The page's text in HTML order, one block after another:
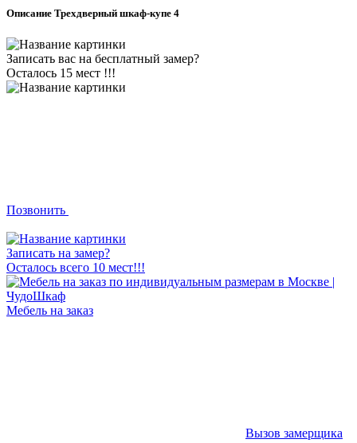
Описание Трехдверный шкаф-купе 4
Записать вас на бесплатный замер?
Осталось 15 мест !!!
Позвонить
Записать на замер?
Осталось всего 10 мест!!!
Мебель на заказ
Вызов замерщика